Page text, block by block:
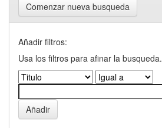
Comenzar nueva busqueda
Añadir filtros:
Usa los filtros para afinar la busqueda.